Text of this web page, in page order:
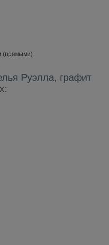
(прямыми)
Руэлла, графит